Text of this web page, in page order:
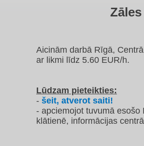
Aicinām darbā Rīgā,
ar likmi līdz 5.60 EUR/h.
Lūdzam pieteikties:
- šeit, atverot saiti!
- apciemojot tuvumā
klātienē, informācijas